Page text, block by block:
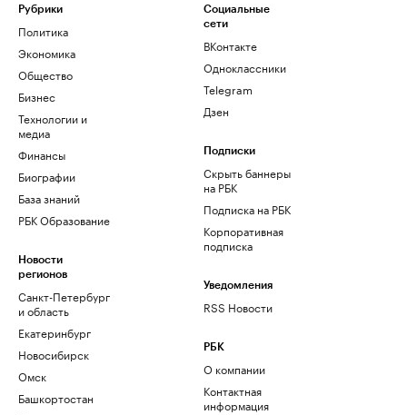
Рубрики
Политика
Экономика
Общество
Бизнес
Технологии и
медиа
Финансы
Биографии
База знаний
РБК Образование
Новости
регионов
Санкт-Петербург
и область
Екатеринбург
Новосибирск
Омск
Башкортостан
Социальные
сети
ВКонтакте
Одноклассники
Telegram
Дзен
Подписки
Скрыть баннеры
на РБК
Подписка на РБК
Корпоративная
подписка
Уведомления
RSS Новости
РБК
О компании
Контактная
информация